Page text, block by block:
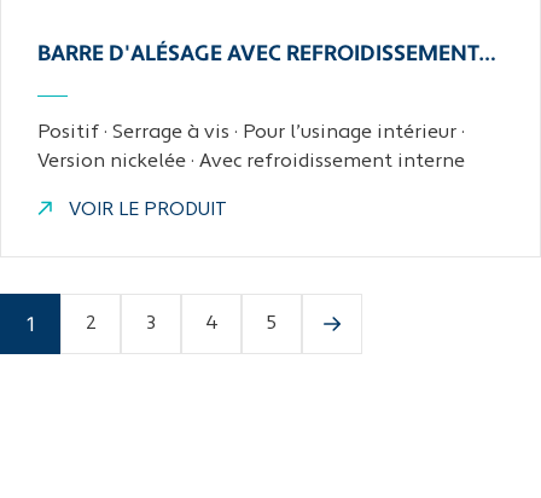
BARRE D'ALÉSAGE AVEC REFROIDISSEMENT…
Positif · Serrage à vis · Pour l’usinage intérieur ·
Version nickelée · Avec refroidissement interne
VOIR LE PRODUIT
1 2 3 4 5